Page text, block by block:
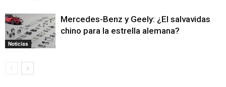
Noticias
Mercedes-Benz y Geely: ¿El salvavidas
chino para la estrella alemana?